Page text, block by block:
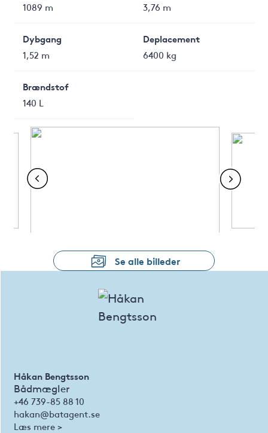
1089 m
3,76 m
Dybgang
1,52 m
Deplacement
6400 kg
Brændstof
140 L
Se alle billeder
Håkan Bengtsson
Bådmægler
+46 739-85 88 10
hakan@batagent.se
Læs mere >